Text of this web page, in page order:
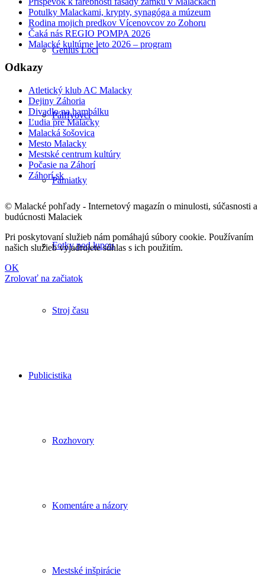
Genius Loci
Pálffyovci
Pamiatky
Fotky pod lupou
Stroj času
Publicistika
Rozhovory
Komentáre a názory
Mestské inšpirácie
Potulky Malackami, krypty, synagóga a múzeum
Rodina mojich predkov Vícenovcov zo Zohoru
Čaká nás REGIO POMPA 2026
Malacké kultúrne leto 2026 – program
Odkazy
Atletický klub AC Malacky
Dejiny Záhoria
Divadlo na hambálku
Ľudia pre Malacky
Malacká šošovica
Mesto Malacky
Mestské centrum kultúry
Počasie na Záhorí
Záhorí.sk
© Malacké pohľady - Internetový magazín o minulosti, súčasnosti a
budúcnosti Malaciek
Pri poskytovaní služieb nám pomáhajú súbory cookie. Používaním
našich služieb vyjadrujete súhlas s ich použitím.
OK
Zrolovať na začiatok